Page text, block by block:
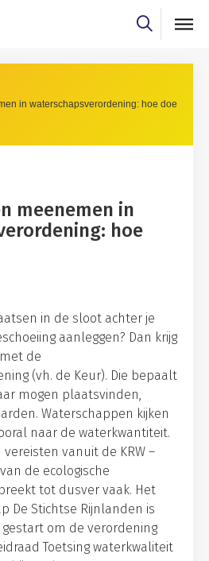
in waterschapsverordening: hoe doe
meenemen in
hoe
in de sloot achter je
aanleggen? Dan krijg
de
(vh. de Keur). Die bepaalt
mogen plaatsvinden,
Waterschappen kijken
naar de waterkwantiteit.
vanuit de KRW –
de ecologische
tot dusver vaak. Het
De Stichtse Rijnlanden is
om de verordening
Toetsing waterkwaliteit